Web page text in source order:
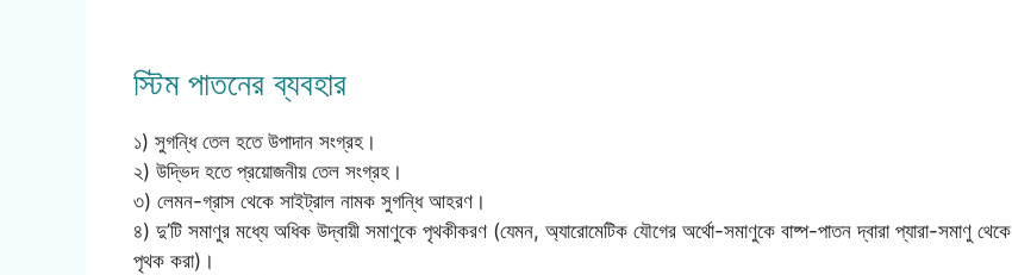
স্টিম পাতনের ব্যবহার
১) সুগন্ধি তেল হতে উপাদান সংগ্রহ।
২) উদ্ভিদ হতে প্রয়োজনীয় তেল সংগ্রহ।
৩) লেমন-গ্রাস থেকে সাইট্রাল নামক সুগন্ধি আহরণ।
৪) দু’টি সমাণুর মধ্যে অধিক উদ্বায়ী সমাণুকে পৃথকীকরণ (যেমন, অ্যারোমেটিক যৌগের অর্থো-সমাণুকে বাষ্প-পাতন দ্বারা প্যারা-সমাণু থেকে
পৃথক করা)।